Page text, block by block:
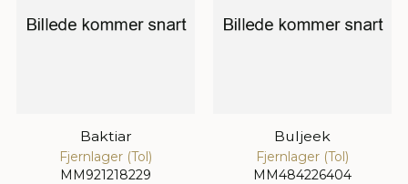
Baktiar
Fjernlager (Tol)
MM921218229
Buljeek
Fjernlager (Tol)
MM484226404